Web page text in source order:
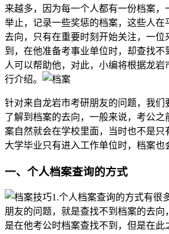
来越多，因为每一个人都有一份档案，
举止，记录一些奖惩的档案，这些人在
去向，只有在重要时刻开始关注，一位
到，在他准备考事业单位时，却查找不
人可以帮助他，对此，小编将根据龙
行介绍。
针对来自龙岩市考研朋友的问题，我们
了解到档案的去向，一般来说，考公之
案自然就会在学校里面，当时也不是只
大学毕业只有进入工作单位时，档案也
一、个人档案查询的方式
1.个人档案查询的方式有很
朋友的问题，就是查找不到档案的去向
是在他考公时档案查找不到，但是在此